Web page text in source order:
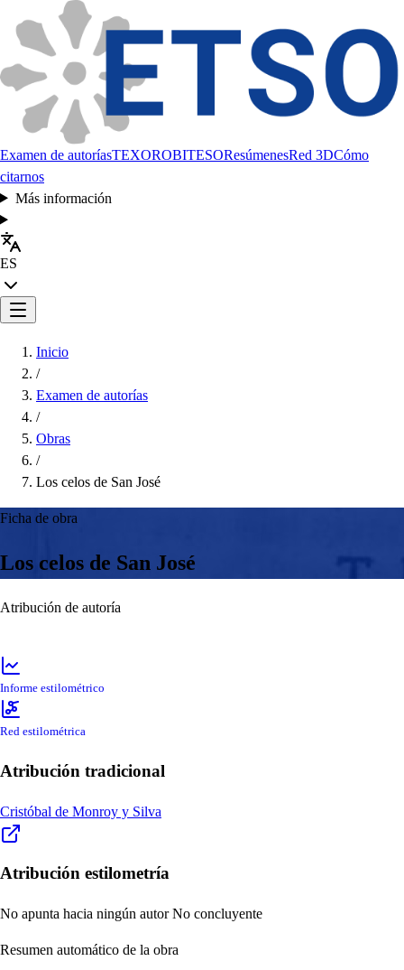
Examen de autoríasTEXOROBITESOResúmenesRed 3DCómo
citarnos
Más información
ES
Inicio
/
Examen de autorías
/
Obras
/
Los celos de San José
Ficha de obra
Los celos de San José
Atribución de autoría
Informe estilométrico
Red estilométrica
Atribución tradicional
Cristóbal de Monroy y Silva
Atribución estilometría
No apunta hacia ningún autor No concluyente
Resumen automático de la obra